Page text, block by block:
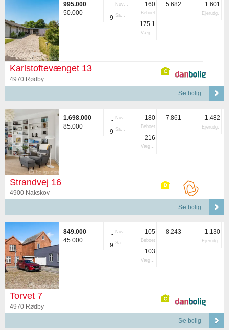
995.000
50.000
- Nuvær.
9 Samlet
160
Beboet
175.1
Vægtet
5.682 1.601
Ejerudg.
Karlstoftevænget 13
4970 Rødby
Se bolig
1.698.000
85.000
- Nuvær.
9 Samlet
180
Beboet
216
Vægtet
7.861 1.482
Ejerudg.
Strandvej 16
4900 Nakskov
Se bolig
849.000
45.000
- Nuvær.
9 Samlet
105
Beboet
103
Vægtet
8.243 1.130
Ejerudg.
Torvet 7
4970 Rødby
Se bolig